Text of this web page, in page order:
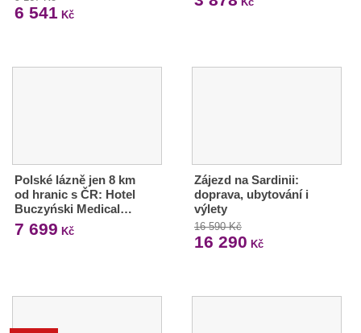
6 541 Kč
Polské lázně jen 8 km
od hranic s ČR: Hotel
Buczyński Medical…
7 699 Kč
Zájezd na Sardinii:
doprava, ubytování i
výlety
16 590 Kč
16 290 Kč